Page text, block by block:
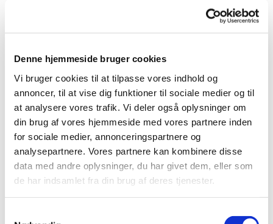
Denne hjemmeside bruger cookies
Vi bruger cookies til at tilpasse vores indhold og
annoncer, til at vise dig funktioner til sociale medier og til
at analysere vores trafik. Vi deler også oplysninger om
din brug af vores hjemmeside med vores partnere inden
for sociale medier, annonceringspartnere og
analysepartnere. Vores partnere kan kombinere disse
data med andre oplysninger, du har givet dem, eller som
de har indsamlet fra din brug af deres tjenester.
Tirsdag 27. oktober 2026, kl. 17:00
Greve
Bente og Jens
Den 2. og 4. tirsdag i hver måned er der aftenbøn.
Er der emner, der ønskes forbøn omkring, kan dette
nævnes under selve Aftenbønnen i kirken.